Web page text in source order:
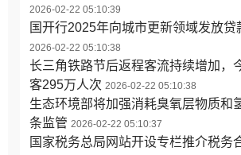
2026-02-22 05:10:39
国开行2025年向城市更新领域发放贷
2026-02-22 05:10:38
长三角铁路节后返程客流持续增加，
客295万人次 2026-02-22 05:10:38
生态环境部将加强消耗臭氧层物质和
条监管 2026-02-22 05:10:37
国家税务总局网站开设专栏推介税务